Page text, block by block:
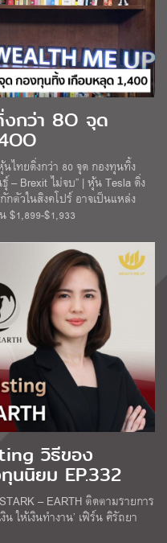
กว่า 8O จุด
ไทยดิ่งกว่า 80 จุด กองทุนทิ้ง
– Brexit ไม่จบ” | หุ้น Tesla ดิ่ง
กตัวในสิงคโปร์ อาจเป็นแหล่ง
$1,933
วิธีของ
นนิยม EP.332
– EARTH ติดตามรายการ
น ให้เงินทำงาน’ เฟิร์น ศิรัถยา